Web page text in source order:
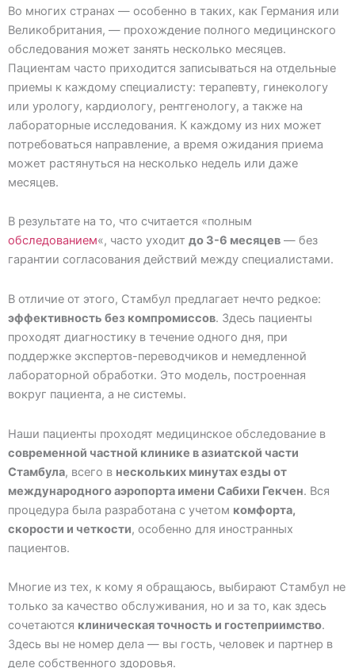
Во многих странах — особенно в таких, как Германия или
Великобритания, — прохождение полного медицинского
обследования может занять несколько месяцев.
Пациентам часто приходится записываться на отдельные
приемы к каждому специалисту: терапевту, гинекологу
или урологу, кардиологу, рентгенологу, а также на
лабораторные исследования. К каждому из них может
потребоваться направление, а время ожидания приема
может растянуться на несколько недель или даже
месяцев.
В результате на то, что считается «полным
обследованием«, часто уходит до 3-6 месяцев — без
гарантии согласования действий между специалистами.
В отличие от этого, Стамбул предлагает нечто редкое:
эффективность без компромиссов. Здесь пациенты
проходят диагностику в течение одного дня, при
поддержке экспертов-переводчиков и немедленной
лабораторной обработки. Это модель, построенная
вокруг пациента, а не системы.
Наши пациенты проходят медицинское обследование в
современной частной клинике в азиатской части
Стамбула, всего в нескольких минутах езды от
международного аэропорта имени Сабихи Гекчен. Вся
процедура была разработана с учетом комфорта,
скорости и четкости, особенно для иностранных
пациентов.
Многие из тех, к кому я обращаюсь, выбирают Стамбул не
только за качество обслуживания, но и за то, как здесь
сочетаются клиническая точность и гостеприимство.
Здесь вы не номер дела — вы гость, человек и партнер в
деле собственного здоровья.